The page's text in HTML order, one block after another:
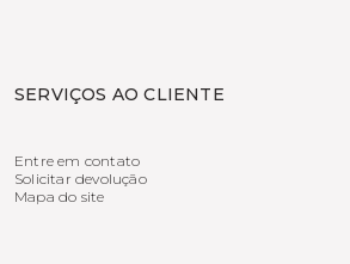
SERVIÇOS AO CLIENTE
Entre em contato
Solicitar devolução
Mapa do site